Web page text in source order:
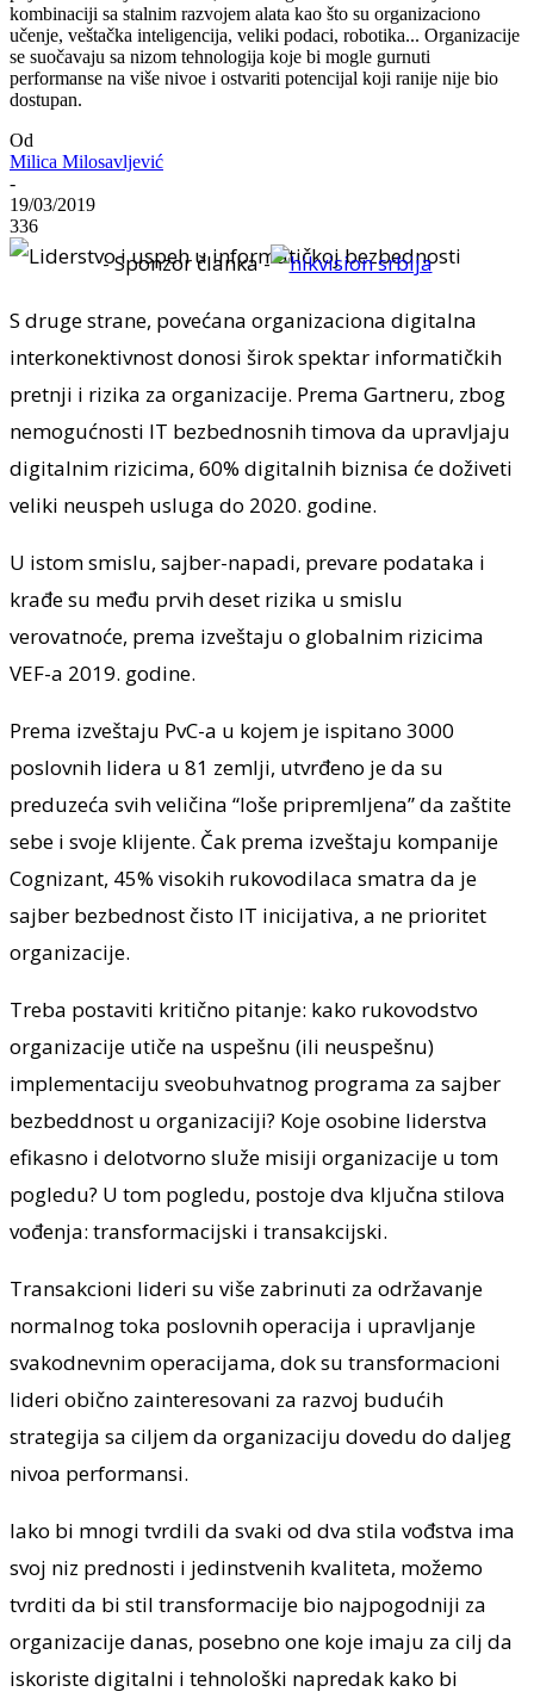
kombinaciji sa stalnim razvojem alata kao što su organizaciono
učenje, veštačka inteligencija, veliki podaci, robotika... Organizacije
se suočavaju sa nizom tehnologija koje bi mogle gurnuti
performanse na više nivoe i ostvariti potencijal koji ranije nije bio
dostupan.
Od
Milica Milosavljević
-
19/03/2019
336
- Sponzor članka -
S druge strane, povećana organizaciona digitalna
interkonektivnost donosi širok spektar informatičkih
pretnji i rizika za organizacije. Prema Gartneru, zbog
nemogućnosti IT bezbednosnih timova da upravljaju
digitalnim rizicima, 60% digitalnih biznisa će doživeti
veliki neuspeh usluga do 2020. godine.
U istom smislu, sajber-napadi, prevare podataka i
krađe su među prvih deset rizika u smislu
verovatnoće, prema izveštaju o globalnim rizicima
VEF-a 2019. godine.
Prema izveštaju PvC-a u kojem je ispitano 3000
poslovnih lidera u 81 zemlji, utvrđeno je da su
preduzeća svih veličina “loše pripremljena” da zaštite
sebe i svoje klijente. Čak prema izveštaju kompanije
Cognizant, 45% visokih rukovodilaca smatra da je
sajber bezbednost čisto IT inicijativa, a ne prioritet
organizacije.
Treba postaviti kritično pitanje: kako rukovodstvo
organizacije utiče na uspešnu (ili neuspešnu)
implementaciju sveobuhvatnog programa za sajber
bezbeddnost u organizaciji? Koje osobine liderstva
efikasno i delotvorno služe misiji organizacije u tom
pogledu? U tom pogledu, postoje dva ključna stilova
vođenja: transformacijski i transakcijski.
Transakcioni lideri su više zabrinuti za održavanje
normalnog toka poslovnih operacija i upravljanje
svakodnevnim operacijama, dok su transformacioni
lideri obično zainteresovani za razvoj budućih
strategija sa ciljem da organizaciju dovedu do daljeg
nivoa performansi.
Iako bi mnogi tvrdili da svaki od dva stila vođstva ima
svoj niz prednosti i jedinstvenih kvaliteta, možemo
tvrditi da bi stil transformacije bio najpogodniji za
organizacije danas, posebno one koje imaju za cilj da
iskoriste digitalni i tehnološki napredak kako bi